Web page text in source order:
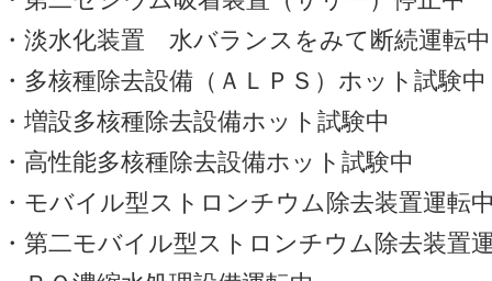
・淡水化装置 水バランスをみて断続運転中
・多核種除去設備（ＡＬＰＳ）ホット試験中
・増設多核種除去設備ホット試験中
・高性能多核種除去設備ホット試験中
・モバイル型ストロンチウム除去装置運転
・第二モバイル型ストロンチウム除去装置